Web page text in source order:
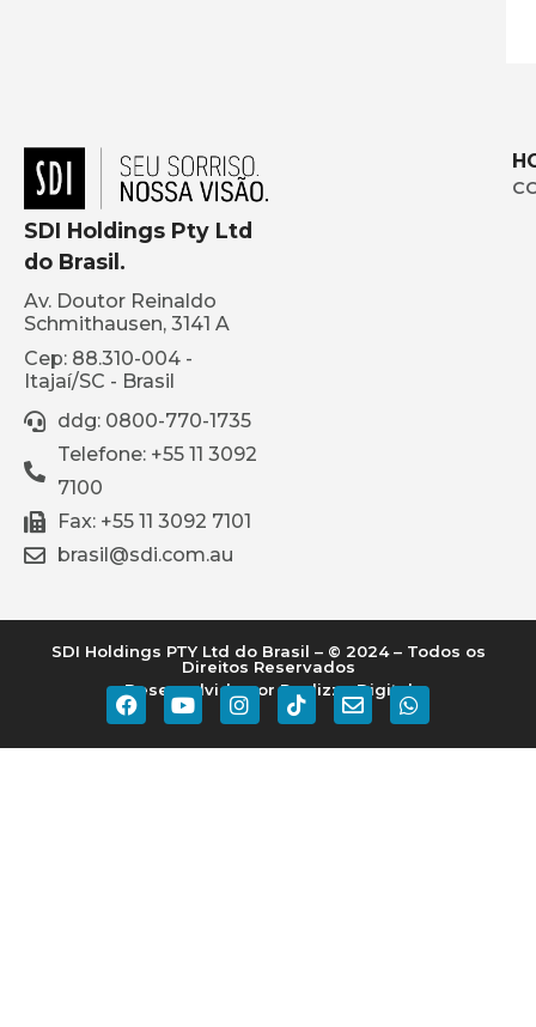
SDI Holdings Pty Ltd
do Brasil.
Av. Doutor Reinaldo
Schmithausen, 3141 A
Cep: 88.310-004 -
Itajaí/SC - Brasil
ddg: 0800-770-1735
Telefone: +55 11 3092
7100
Fax: +55 11 3092 7101
brasil@sdi.com.au
SDI Holdings PTY Ltd do Brasil – © 2024 – Todos os
Direitos Reservados
Desenvolvido por Realizze Digital